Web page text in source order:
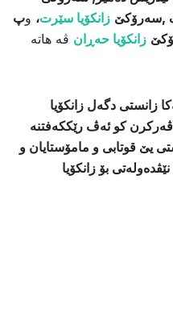
,سەرۆکێ زانکۆیا سێرت، وپ
زانکۆیا حەڕان ڤە هاتە
زانستی دگەل زانکۆیا
کو ئەڤ رێککەفتنە
یێ قوتابی و مامۆستایان و
بۆ زانکۆیا